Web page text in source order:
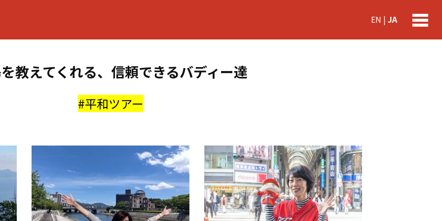
toggle
EN | JA
教えてくれる、信頼できるバディー達
#平和ツアー